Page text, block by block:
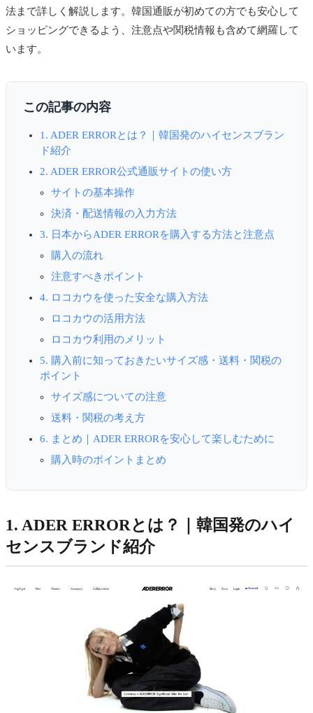
法まで詳しく解説します。韓国通販が初めての方でも安心して
ショッピングできるよう、注意点や関税情報も含めて網羅して
います。
この記事の内容
1. ADER ERRORとは？｜韓国発のハイセンスブラン
ド紹介
2. ADER ERROR公式通販サイトの使い方
サイトの基本操作
決済・配送情報の入力方法
3. 日本からADER ERRORを購入する方法と注意点
購入の流れ
注意すべきポイント
4. ロコカウを使った安全な購入方法
ロコカウの活用方法
ロコカウ利用のメリット
5. 購入前に知っておきたいサイズ感・送料・関税の
ポイント
サイズ感についての注意
送料・関税の考え方
6. まとめ｜ADER ERRORを安心して楽しむために
購入時のポイントまとめ
1. ADER ERRORとは？｜韓国発のハイ
センスブランド紹介